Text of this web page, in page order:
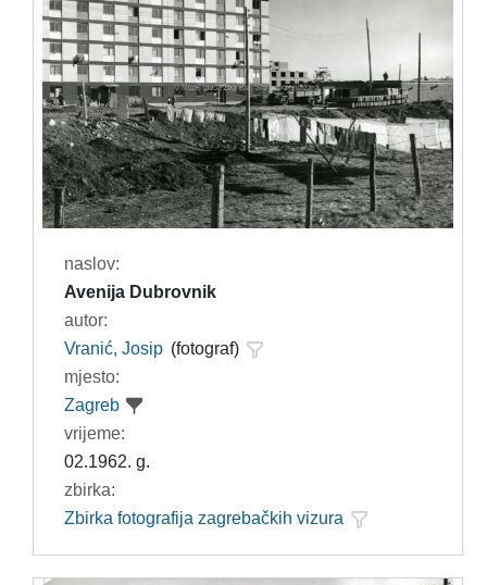
naslov:
Avenija Dubrovnik
autor:
Vranić, Josip (fotograf)
mjesto:
Zagreb
vrijeme:
02.1962. g.
zbirka:
Zbirka fotografija zagrebačkih vizura